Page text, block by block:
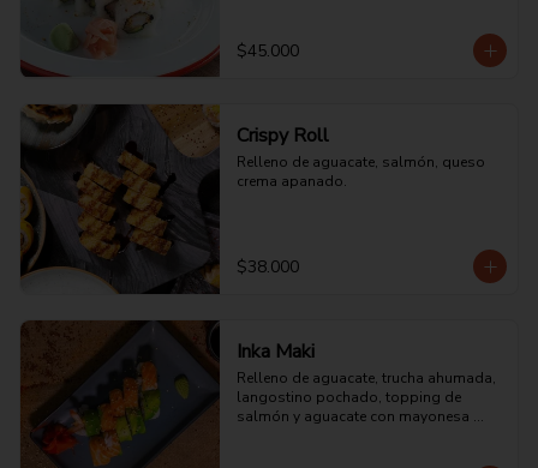
$45.000
Crispy Roll
Relleno de aguacate, salmón, queso
crema apanado.
$38.000
Inka Maki
Relleno de aguacate, trucha ahumada,
langostino pochado, topping de
salmón y aguacate con mayonesa